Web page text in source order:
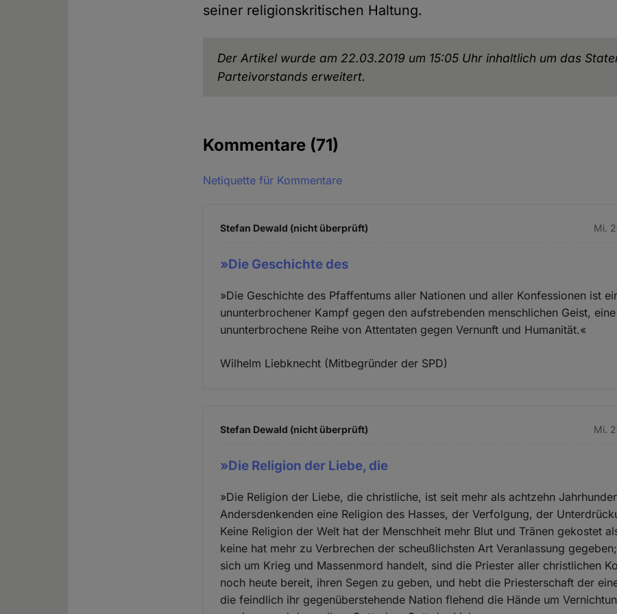
seiner religionskritischen Haltung.
Der Artikel wurde am 22.03.2019 um 15:05 Uhr inhaltlich um das
Parteivorstands erweitert.
Kommentare (71)
Netiquette für Kommentare
Stefan Dewald (nicht überprüft) Mi.
»Die Geschichte des
»Die Geschichte des Pfaffentums aller Nationen und aller Konfessionen ist
ununterbrochener Kampf gegen den aufstrebenden menschlichen Geist, eine
ununterbrochene Reihe von Attentaten gegen Vernunft und Humanität.«
Wilhelm Liebknecht (Mitbegründer der SPD)
Stefan Dewald (nicht überprüft) Mi.
»Die Religion der Liebe, die
»Die Religion der Liebe, die christliche, ist seit mehr als achtzehn
Andersdenkenden eine Religion des Hasses, der Verfolgung, der
Keine Religion der Welt hat der Menschheit mehr Blut und Tränen gekostet
keine hat mehr zu Verbrechen der scheußlichsten Art Veranlassung
sich um Krieg und Massenmord handelt, sind die Priester aller christlichen
noch heute bereit, ihren Segen zu geben, und hebt die Priesterschaft der
die feindlich ihr gegenüberstehende Nation flehend die Hände um